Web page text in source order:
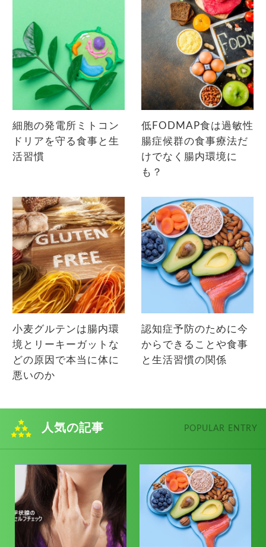
細胞の発電所ミトコン
ドリアを守る食事と生
活習慣
低FODMAP食は過敏性
腸症候群の食事療法だ
けでなく腸内環境に
も？
小麦グルテンは腸内環
境とリーキーガットな
どの原因で本当に体に
悪いのか
認知症予防のために今
からできることや食事
と生活習慣の関係
人気の記事 POPULAR ENTRY